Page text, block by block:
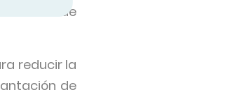
de
reducir la
de